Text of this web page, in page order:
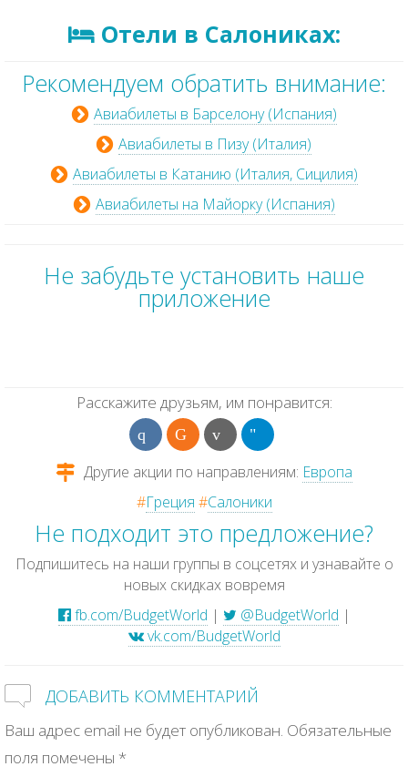
Отели в Салониках:
Рекомендуем обратить внимание:
Авиабилеты в Барселону (Испания)
Авиабилеты в Пизу (Италия)
Авиабилеты в Катанию (Италия, Сицилия)
Авиабилеты на Майорку (Испания)
Не забудьте установить наше
приложение
Расскажите друзьям, им понравится:
Другие акции по направлениям: Европа
#Греция #Салоники
Не подходит это предложение?
Подпишитесь на наши группы в соцсетях и узнавайте о
новых скидках вовремя
fb.com/BudgetWorld | @BudgetWorld |
vk.com/BudgetWorld
ДОБАВИТЬ КОММЕНТАРИЙ
Ваш адрес email не будет опубликован. Обязательные
поля помечены *